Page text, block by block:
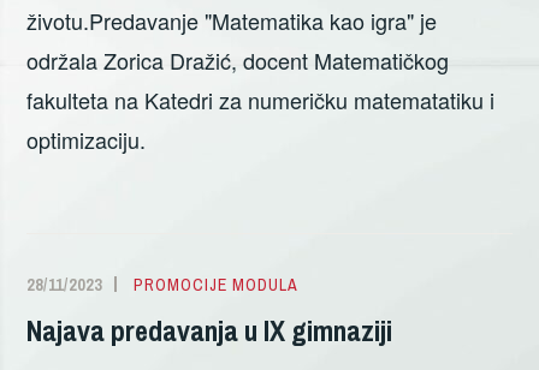
životu.Predavanje "Matematika kao igra" je
održala Zorica Dražić, docent Matematičkog
fakulteta na Katedri za numeričku matematatiku i
optimizaciju.
28/11/2023
ALEKSANDRA
DELIĆ
PROMOCIJE MODULA
Najava predavanja u IX gimnaziji